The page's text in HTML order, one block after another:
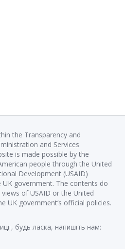
the Transparency and
and Services
is made possible by the
people through the United
Development (USAID)
government. The contents do
of USAID or the United
UK government’s official policies.
будь ласка, напишіть нам: